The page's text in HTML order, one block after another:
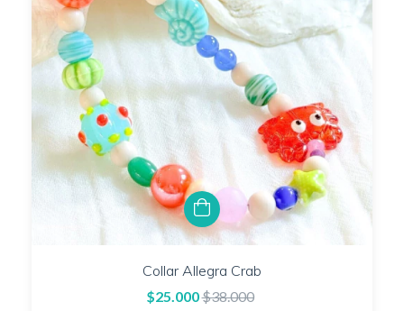
Collar Allegra Crab
$25.000$38.000